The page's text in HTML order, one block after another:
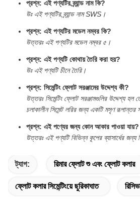
প্রশ্ন: এই পণ্যটির ব্র্যান্ড নাম কি?
উঃ এই পণ্যটির ব্র্যান্ড নাম SWS।
প্রশ্ন: এই পণ্যটির মডেল নম্বর কি?
উত্তরঃ এই পণ্যটির মডেল নম্বর ৫।
প্রশ্ন: এই পণ্যটি কোথায় তৈরি করা হয়?
উঃ এই পণ্যটি চীনে তৈরি।
প্রশ্ন: সিমেন্টিং ফ্লোট সরঞ্জামের উদ্দেশ্য কী?
উত্তরঃ সিমেন্টিং ফ্লোট সরঞ্জামগুলির উদ্দেশ্য হল
চলাকালীন সিমেন্ট লরির জন্য একটি মসৃণ রূপান্তর
প্রশ্ন: এই পণ্যের জন্য কোন আকার পাওয়া যায়?
উত্তরঃ এই পণ্যটি বিভিন্ন কূপের ব্যাসার্ধের জন্য
ট্যাগ: রিমার ফ্লোট শু এবং ফ্লোট কলার
ফ্লোট কলার সিমেন্টিংয়ে ছুরিকাঘাত